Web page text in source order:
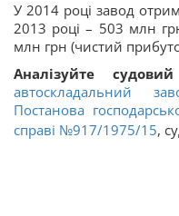
У 2014 році завод
2013 році – 503 млн
млн грн (чистий
Аналізуйте
автоскладальний
Постанова
справі №917/1975/15,